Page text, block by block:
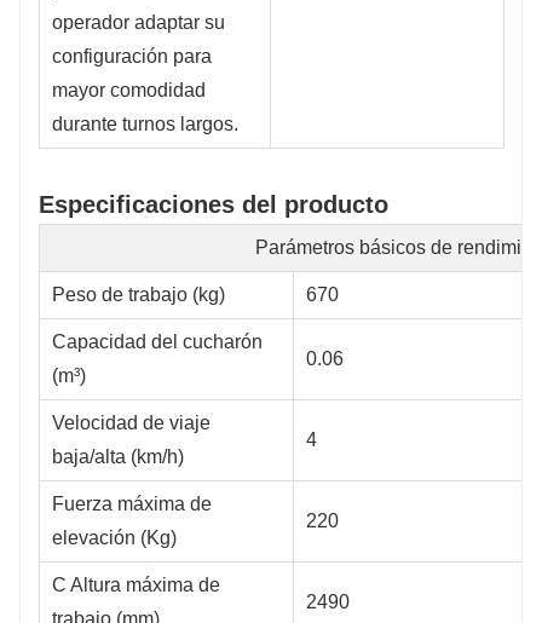
operador adaptar su
configuración para
mayor comodidad
durante turnos largos.
Especificaciones del producto
Parámetros básicos de
Peso de trabajo (kg) 670
Capacidad del cucharón
(m³)
0.06
Velocidad de viaje
baja/alta (km/h)
4
Fuerza máxima de
elevación (Kg)
220
C Altura máxima de
trabajo (mm)
2490